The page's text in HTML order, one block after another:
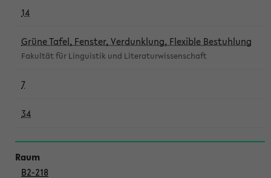
14
Grüne Tafel, Fenster, Verdunklung, Flexible Bestuhlung
Fakultät für Linguistik und Literaturwissenschaft
7
34
B2-218